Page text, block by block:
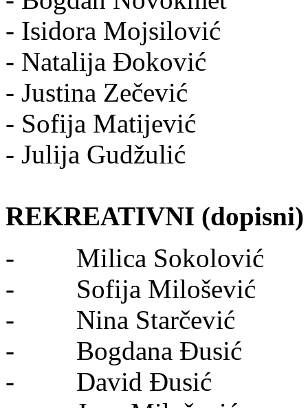
- Isidora Mojsilović
- Natalija Đoković
- Justina Zečević
- Sofija Matijević
- Julija Gudžulić
REKREATIVNI
- Milica Sokolović
- Sofija Milošević
- Nina Starčević
- Bogdana Đusić
- David Đusić